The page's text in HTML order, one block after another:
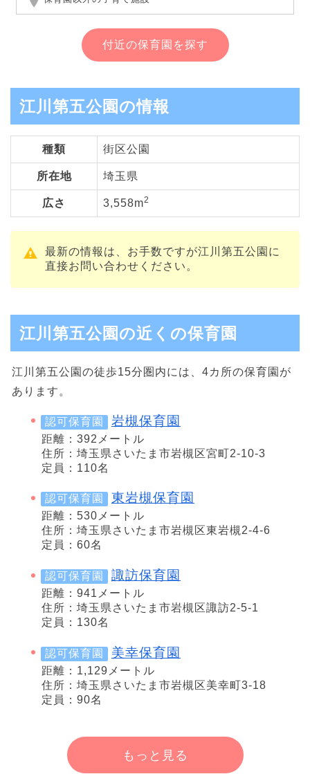
付近の保育園を探す
江川第五公園の情報
種類 街区公園
所在地 埼玉県
広さ 3,558m2
最新の情報は、お手数ですが江川第五公園に
直接お問い合わせください。
江川第五公園の近くの保育園
江川第五公園の徒歩15分圏内には、4カ所の保育園が
あります。
認可保育園 岩槻保育園
距離：392メートル
住所：埼玉県さいたま市岩槻区宮町2-10-3
定員：110名
認可保育園 東岩槻保育園
距離：530メートル
住所：埼玉県さいたま市岩槻区東岩槻2-4-6
定員：60名
認可保育園 諏訪保育園
距離：941メートル
住所：埼玉県さいたま市岩槻区諏訪2-5-1
定員：130名
認可保育園 美幸保育園
距離：1,129メートル
住所：埼玉県さいたま市岩槻区美幸町3-18
定員：90名
もっと見る